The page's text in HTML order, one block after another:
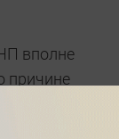
вполне
причине
ПУНП.